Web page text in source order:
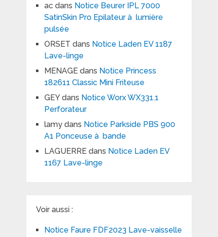
acdans Notice Beurer IPL 7000
SatinSkin Pro Epilateur à lumière
pulsée
ORSET dans Notice Laden EV 1187
Lave-linge
MENAGEdans Notice Princess
182611 Classic Mini Friteuse
GEYdans Notice Worx WX331.1
Perforateur
lamydans Notice Parkside PBS 900
A1 Ponceuse à bande
LAGUERREdans Notice Laden EV
1167 Lave-linge
Voir aussi :
Notice Faure FDF2023 Lave-vaisselle